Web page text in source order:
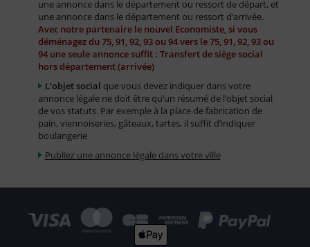
une annonce dans le département ou ressort de départ, et
une annonce dans le département ou ressort d’arrivée.
Avec notre partenaire le nouvel Economiste, si vous
déménagez du 75, 91, 92, 93 ou 94 vers le 75, 91, 92, 93 ou
94 une seule annonce suffit : Transfert de siège social
hors département (arrivée)
L’objet social que vous devez indiquer dans votre
annonce légale ne doit être qu’un résumé de l’objet social
de vos statuts. Par exemple à la place de fabrication de
pain, viennoiseries, gâteaux, tartes, il suffit d’indiquer
boulangerie
Publiez une annonce légale dans votre ville